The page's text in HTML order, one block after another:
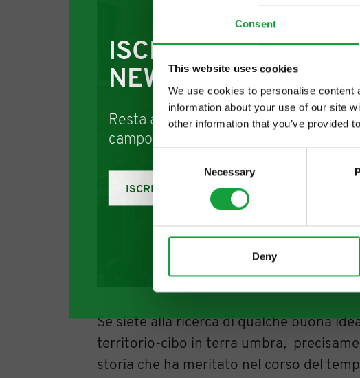
Consent
This website uses cookies
We use cookies to personalise
information about your use of our site
other information that you’ve provided
Selection
Necessary
Deny
Se siete alla ricerca di qualche buona
territorio-cibo in terra umbra,
storia che ha meritato nel corso del
ISCRIVITI ALLA
NEWSLETTER
Resta aggiornato su tutte le ultime
campo della ristorazione e del food.
ISCRIVITI